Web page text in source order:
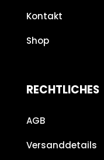
Kontakt
Shop
RECHTLICHES
AGB
Versanddetails